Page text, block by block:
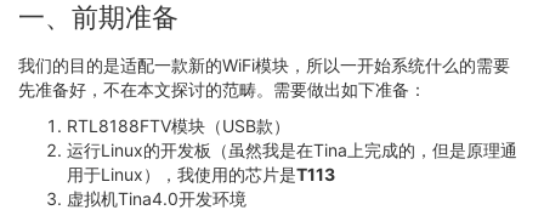
一、前期准备
我们的目的是适配一款新的WiFi模块，所以一开始系统什么的需要
先准备好，不在本文探讨的范畴。需要做出如下准备：
RTL8188FTV模块（USB款）
运行Linux的开发板（虽然我是在Tina上完成的，但是原理通
用于Linux），我使用的芯片是T113
虚拟机Tina4.0开发环境